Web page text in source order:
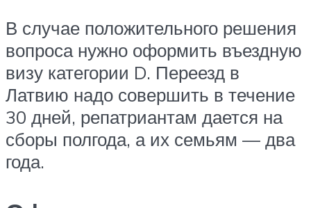
В случае положительного решения
вопроса нужно оформить въездную
визу категории D. Переезд в
Латвию надо совершить в течение
30 дней, репатриантам дается на
сборы полгода, а их семьям — два
года.